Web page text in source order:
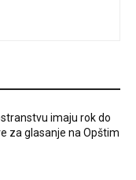
imaju rok do
za glasanje na Opštim